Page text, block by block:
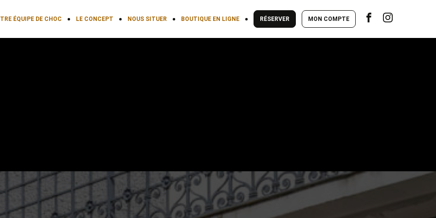
RÉSERVER
ÉQUIPE DE CHOC LE CONCEPT NOUS SITUER MON COMPTE
BOUTIQUE EN LIGNE